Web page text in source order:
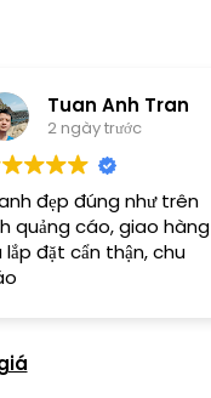
Tuan Anh Tran
2 ngày trước
đẹp đúng như trên
quảng cáo, giao hàng
lắp đặt cẩn thận, chu